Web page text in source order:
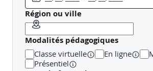
• Atelier : cartographie des parties
enjeux dans sa propre organisation
Jour 2 – Techniques et outils de base
heures)
• Gestion des risques : méthodes
Région ou ville
Modalités pédagogiques
Classe virtuelle En ligne
Présentiel